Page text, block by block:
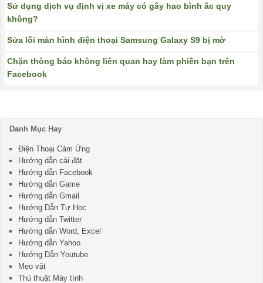
Sử dụng dịch vụ định vị xe máy có gây hao bình ắc quy
không?
Sửa lỗi màn hình điện thoại Samsung Galaxy S9 bị mờ
Chặn thông báo không liên quan hay làm phiền bạn trên
Facebook
Danh Mục Hay
Điện Thoại Cảm Ứng
Hướng dẫn cài đặt
Hướng dẫn Facebook
Hướng dẫn Game
Hướng dẫn Gmail
Hướng Dẫn Tự Học
Hướng dẫn Twitter
Hướng dẫn Word, Excel
Hướng dẫn Yahoo
Hướng Dẫn Youtube
Mẹo vặt
Thủ thuật Máy tính